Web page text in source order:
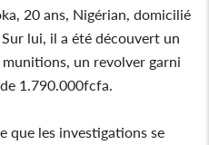
20 ans, Nigérian, domicilié
lui, il a été découvert un
un revolver garni
1.790.000fcfa.
que les investigations se